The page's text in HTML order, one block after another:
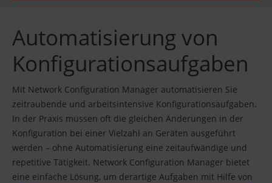
Automatisierung von
Konfigurationsaufgaben
Mit Network Configuration Manager automatisieren Sie
zeitraubende und arbeitsintensive Konfigurationsaufgaben.
In der Praxis müssen oft die gleichen Änderungen in der
Konfiguration bei einer Vielzahl an Geräten ausgeführt
werden – ohne Automatisierung eine zeitaufwändige und
repetitive Tätigkeit. Network Configuration Manager bietet
eine einfache Lösung, um derartige Aufgaben mit Hilfe von